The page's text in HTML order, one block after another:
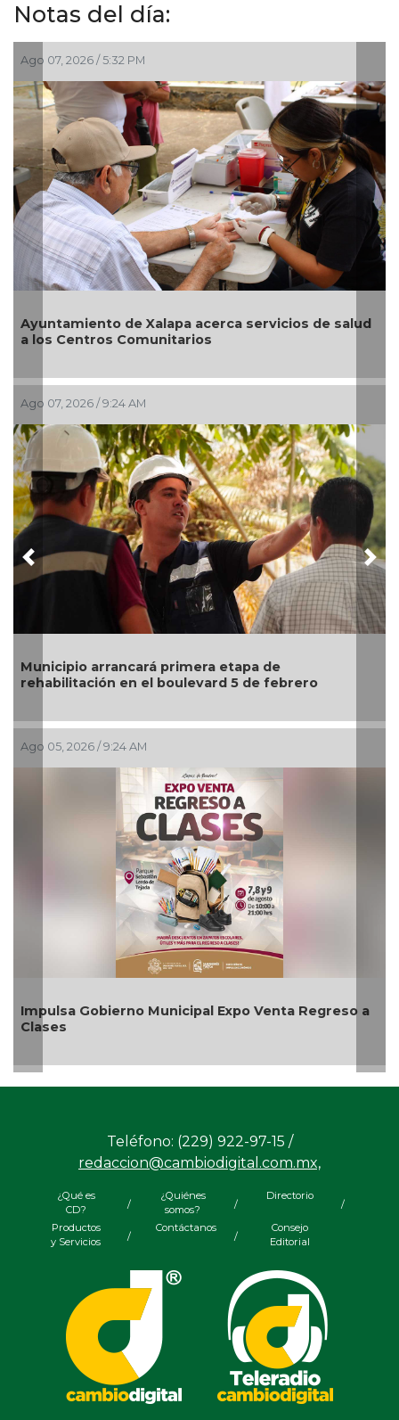
Notas del día:
Ago 07, 2026 / 5:32 PM
Ayuntamiento de Xalapa acerca servicios de salud
a los Centros Comunitarios
Ago 07, 2026 / 9:24 AM
Municipio arrancará primera etapa de
rehabilitación en el boulevard 5 de febrero
Ago 05, 2026 / 9:24 AM
Impulsa Gobierno Municipal Expo Venta Regreso a
Clases
Previous
Teléfono: (229) 922-97-15 /
redaccion@cambiodigital.com.mx,
¿Qué es
CD?
/
¿Quiénes
somos?
/
Directorio
/
Productos
y Servicios
/
Contáctanos
/
Consejo
Editorial